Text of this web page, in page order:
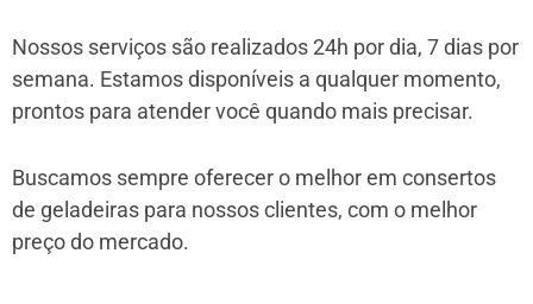
Nossos serviços são realizados 24h por dia, 7 dias por
semana. Estamos disponíveis a qualquer momento,
prontos para atender você quando mais precisar.
Buscamos sempre oferecer o melhor em consertos
de geladeiras para nossos clientes, com o melhor
preço do mercado.